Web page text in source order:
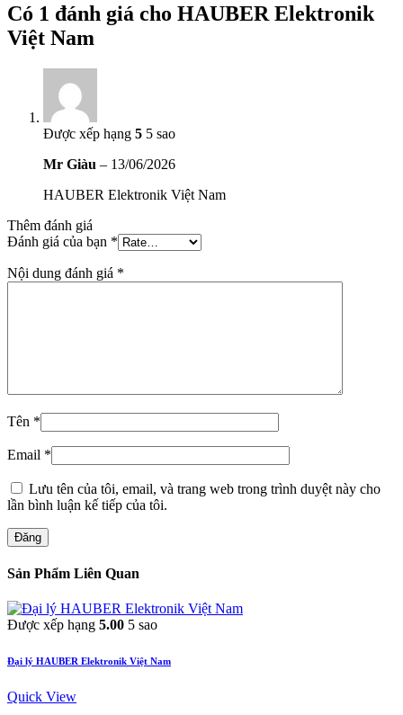
Có 1 đánh giá cho HAUBER Elektronik
Việt Nam
Được xếp hạng 5 5 sao
Mr Giàu – 13/06/2026
HAUBER Elektronik Việt Nam
Thêm đánh giá
Đánh giá của bạn *
Nội dung đánh giá *
Tên *
Email *
Lưu tên của tôi, email, và trang web trong trình duyệt này cho
lần bình luận kế tiếp của tôi.
Đăng
Sản Phẩm Liên Quan
Được xếp hạng 5.00 5 sao
Đại lý HAUBER Elektronik Việt Nam
Quick View